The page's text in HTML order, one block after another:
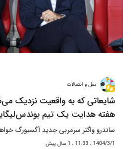
نقل و انتقالات
شایعاتی که به واقعیت نزدیک
هفته هدایت یک تیم
ساندرو واگنر سرمربی جدید آگسبورگ
1404/3/1 ، 11:33 ، 1 سال پیش